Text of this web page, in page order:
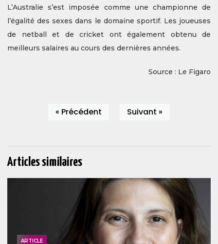
L’Australie s’est imposée comme une championne de
l’égalité des sexes dans le domaine sportif. Les joueuses
de netball et de cricket ont également obtenu de
meilleurs salaires au cours des dernières années.
Source : Le Figaro
« Précédent Suivant »
Articles similaires
ARTICLE